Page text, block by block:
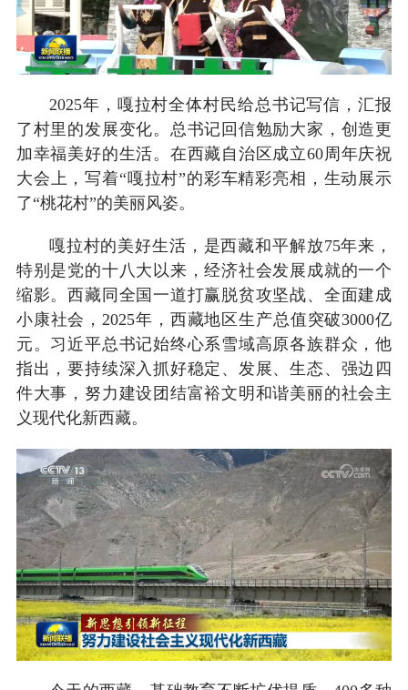
2025年，嘎拉村全体村民给总书记写信，汇报
了村里的发展变化。总书记回信勉励大家，创造更
加幸福美好的生活。在西藏自治区成立60周年庆祝
大会上，写着“嘎拉村”的彩车精彩亮相，生动展示
了“桃花村”的美丽风姿。
嘎拉村的美好生活，是西藏和平解放75年来，
特别是党的十八大以来，经济社会发展成就的一个
缩影。西藏同全国一道打赢脱贫攻坚战、全面建成
小康社会，2025年，西藏地区生产总值突破3000亿
元。习近平总书记始终心系雪域高原各族群众，他
指出，要持续深入抓好稳定、发展、生态、强边四
件大事，努力建设团结富裕文明和谐美丽的社会主
义现代化新西藏。